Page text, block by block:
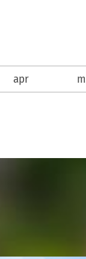
apr